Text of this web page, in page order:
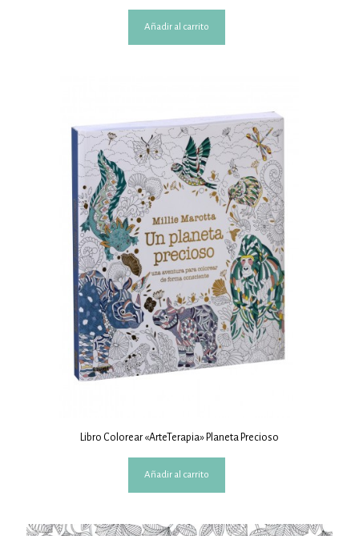
Añadir al carrito
Libro Colorear «ArteTerapia» Planeta Precioso
Añadir al carrito